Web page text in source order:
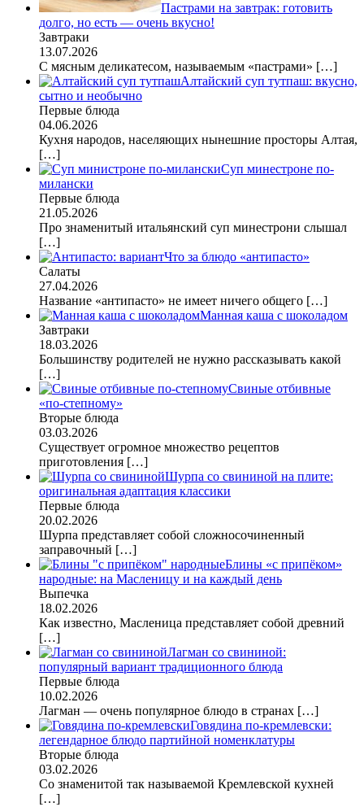
Пастрами на завтрак: готовить
долго, но есть — очень вкусно!
Завтраки
13.07.2026
С мясным деликатесом, называемым «пастрами» […]
Алтайский суп тутпаш: вкусно,
сытно и необычно
Первые блюда
04.06.2026
Кухня народов, населяющих нынешние просторы Алтая,
[…]
Суп минестроне по-
милански
Первые блюда
21.05.2026
Про знаменитый итальянский суп минестрони слышал
[…]
Что за блюдо «антипасто»
Салаты
27.04.2026
Название «антипасто» не имеет ничего общего […]
Манная каша с шоколадом
Завтраки
18.03.2026
Большинству родителей не нужно рассказывать какой
[…]
Свиные отбивные
«по-степному»
Вторые блюда
03.03.2026
Существует огромное множество рецептов
приготовления […]
Шурпа со свининой на плите:
оригинальная адаптация классики
Первые блюда
20.02.2026
Шурпа представляет собой сложносочиненный
заправочный […]
Блины «с припёком»
народные: на Масленицу и на каждый день
Выпечка
18.02.2026
Как известно, Масленица представляет собой древний
[…]
Лагман со свининой:
популярный вариант традиционного блюда
Первые блюда
10.02.2026
Лагман — очень популярное блюдо в странах […]
Говядина по-кремлевски:
легендарное блюдо партийной номенклатуры
Вторые блюда
03.02.2026
Со знаменитой так называемой Кремлевской кухней
[…]